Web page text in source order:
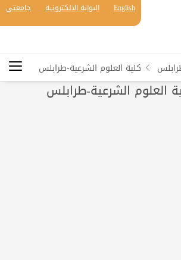
English البوابة الالكترونية جامعتي
كلية العلوم الشرعية-طرابلس
العلوم الشرعية-طرابلس